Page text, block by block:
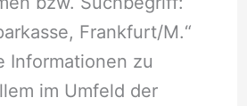
Frankfurt/M.“
Informationen zu
im Umfeld der